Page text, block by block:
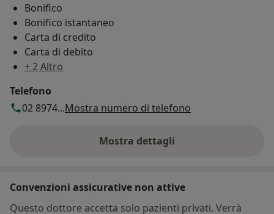
Bonifico
Bonifico istantaneo
Carta di credito
Carta di debito
+ 2 Altro
Telefono
02 8974...Mostra numero di telefono
Mostra dettagli
sull'indirizzo
Convenzioni assicurative non attive
Questo dottore accetta solo pazienti privati. Verrà